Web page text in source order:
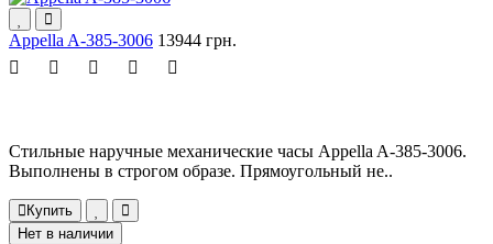
Appella A-385-3006 13944 грн.
Стильные наручные механические часы Appella A-385-3006.
Выполнены в строгом образе. Прямоугольный не..
Купить
Нет в наличии